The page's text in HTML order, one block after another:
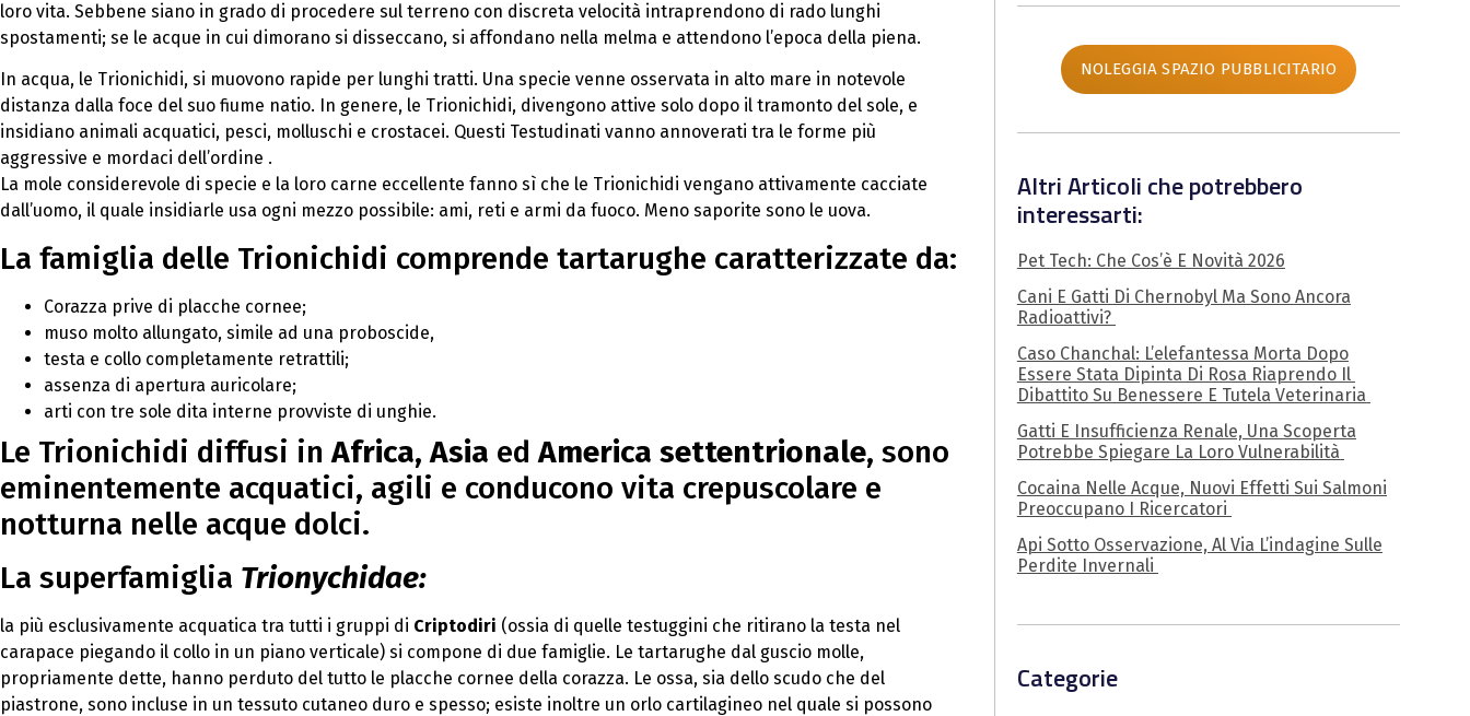
loro vita. Sebbene siano in grado di procedere sul terreno con discreta velocità intraprendono di rado lunghi
spostamenti; se le acque in cui dimorano si disseccano, si affondano nella melma e attendono l’epoca della piena.
In acqua, le Trionichidi, si muovono rapide per lunghi tratti. Una specie venne osservata in alto mare in notevole
distanza dalla foce del suo fiume natio. In genere, le Trionichidi, divengono attive solo dopo il tramonto del sole, e
insidiano animali acquatici, pesci, molluschi e crostacei. Questi Testudinati vanno annoverati tra le forme più
aggressive e mordaci dell’ordine .
La mole considerevole di specie e la loro carne eccellente fanno sì che le Trionichidi vengano attivamente cacciate
dall’uomo, il quale insidiarle usa ogni mezzo possibile: ami, reti e armi da fuoco. Meno saporite sono le uova.
La famiglia delle Trionichidi comprende tartarughe caratterizzate da:
Corazza prive di placche cornee;
muso molto allungato, simile ad una proboscide,
testa e collo completamente retrattili;
assenza di apertura auricolare;
arti con tre sole dita interne provviste di unghie.
Le Trionichidi diffusi inAfrica,Asia edAmerica settentrionale, sono
eminentemente acquatici, agili e conducono vita crepuscolare e
notturna nelle acque dolci.
La superfamiglia Trionychidae:
la più esclusivamente acquatica tra tutti i gruppi di Criptodiri (ossia di quelle testuggini che ritirano la testa nel
carapace piegando il collo in un piano verticale) si compone di due famiglie. Le tartarughe dal guscio molle,
propriamente dette, hanno perduto del tutto le placche cornee della corazza. Le ossa, sia dello scudo che del
piastrone, sono incluse in un tessuto cutaneo duro e spesso; esiste inoltre un orlo cartilagineo nel quale si possono
NOLEGGIA SPAZIO PUBBLICITARIO
Altri Articoli che potrebbero
interessarti:
Pet Tech: Che Cos’è E Novità 2026
Cani E Gatti Di Chernobyl Ma Sono Ancora
Radioattivi?
Caso Chanchal: L’elefantessa Morta Dopo
Essere Stata Dipinta Di Rosa Riaprendo Il
Dibattito Su Benessere E Tutela Veterinaria
Gatti E Insufficienza Renale, Una Scoperta
Potrebbe Spiegare La Loro Vulnerabilità
Cocaina Nelle Acque, Nuovi Effetti Sui Salmoni
Preoccupano I Ricercatori
Api Sotto Osservazione, Al Via L’indagine Sulle
Perdite Invernali
Categorie